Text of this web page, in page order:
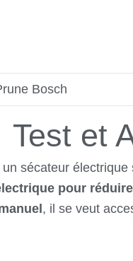
Bosch
Test et
sécateur
pour
, il se veut